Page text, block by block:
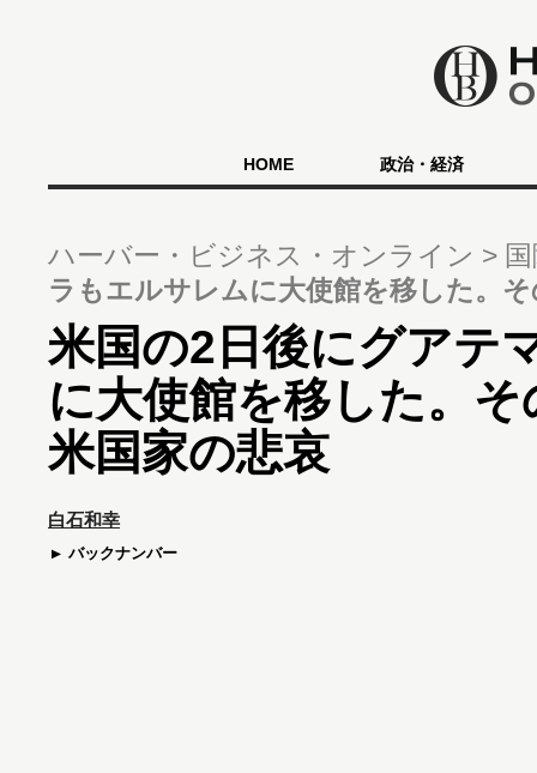
HOME 政治・経済
ハーバー・ビジネス・オンライン
ラもエルサレムに大使館を移した。
米国の2日後にグアテ
に大使館を移した。
米国家の悲哀
白石和幸
バックナンバー